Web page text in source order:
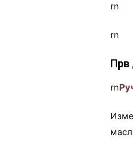
rn
rn
Прв
rn